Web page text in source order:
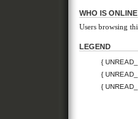
WHO IS ONLINE
Users browsing
LEGEND
{
{
{